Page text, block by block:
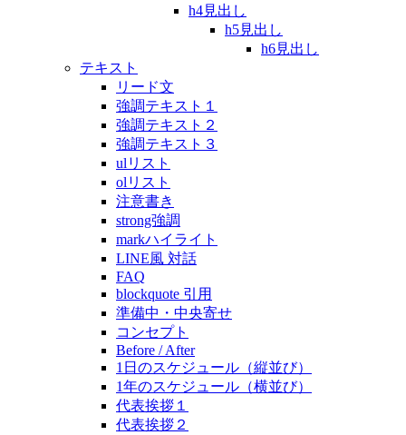
h4見出し
h5見出し
h6見出し
テキスト
リード文
強調テキスト１
強調テキスト２
強調テキスト３
ulリスト
olリスト
注意書き
strong強調
markハイライト
LINE風 対話
FAQ
blockquote 引用
準備中・中央寄せ
コンセプト
Before / After
1日のスケジュール（縦並び）
1年のスケジュール（横並び）
代表挨拶１
代表挨拶２